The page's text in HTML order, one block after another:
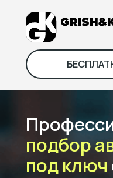
подбор
под ключ